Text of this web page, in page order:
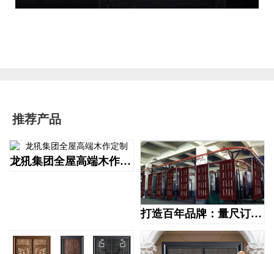
推荐产品
龙犼集团全屋高端木作定制
打造百年品牌：量尺订做高端防盗门